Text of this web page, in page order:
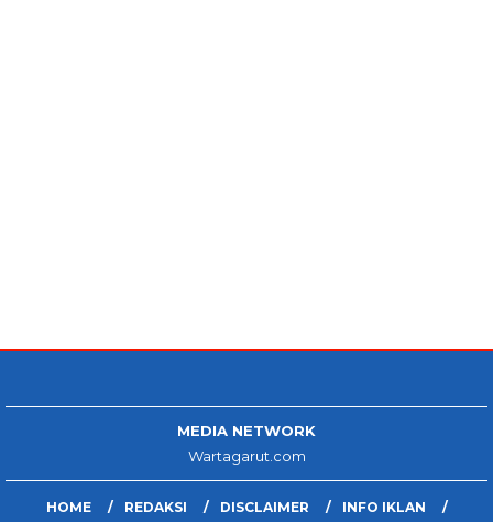
MEDIA NETWORK
Wartagarut.com
HOME REDAKSI DISCLAIMER INFO IKLAN